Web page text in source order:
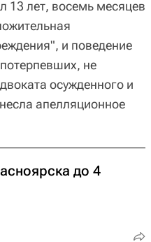
13 лет, восемь месяцев
и поведение
не
осужденного и
апелляционное
до 4